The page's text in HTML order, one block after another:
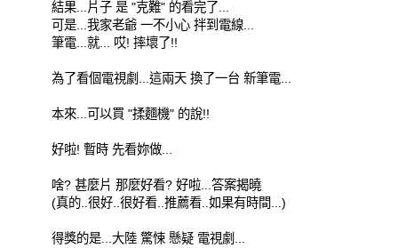
結果...片子 是 "克難" 的看完了...
可是...我家老爺 一不小心 拌到電線...
筆電...就... 哎! 摔壞了!!
為了看個電視劇...這兩天 換了一台 新筆電...
本來...可以買 "揉麵機" 的說!!
好啦! 暫時 先看妳做...
啥? 甚麼片 那麼好看? 好啦...答案揭曉
(真的..很好..很好看..推薦看..如果有時間...)
得獎的是...大陸 驚悚 懸疑 電視劇...